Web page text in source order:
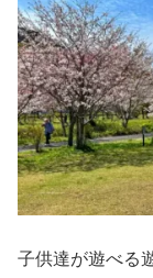
子供達が遊べる